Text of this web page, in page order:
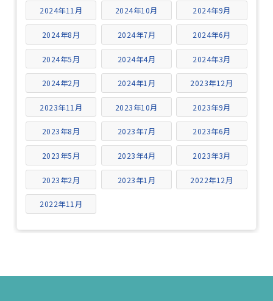
2024年11月 2024年10月 2024年9月
2024年8月 2024年7月 2024年6月
2024年5月 2024年4月 2024年3月
2024年2月 2024年1月 2023年12月
2023年11月 2023年10月 2023年9月
2023年8月 2023年7月 2023年6月
2023年5月 2023年4月 2023年3月
2023年2月 2023年1月 2022年12月
2022年11月